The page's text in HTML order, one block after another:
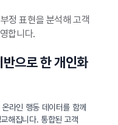
정 표현을 분석해 고객
합니다.
으로 한 개인화
라인 행동 데이터를 함께
해집니다. 통합된 고객